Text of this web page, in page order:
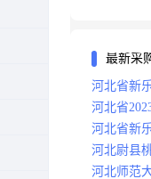
最新采
河北省新
河北省
河北省新
河北尉县
河北师范